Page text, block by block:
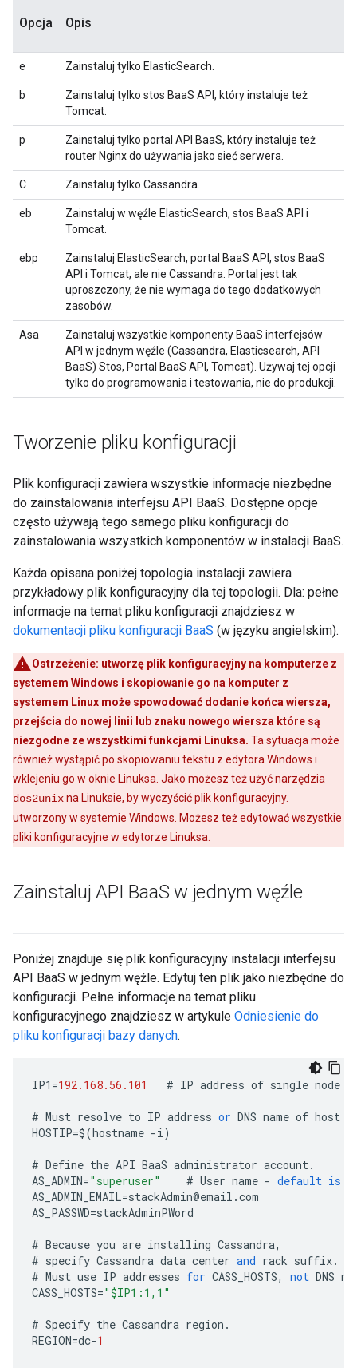
Opcja Opis
e Zainstaluj tylko ElasticSearch.
b
Zainstaluj tylko stos BaaS API, który instaluje też
Tomcat.
p
Zainstaluj tylko portal API BaaS, który instaluje też
router Nginx do używania jako sieć serwera.
C Zainstaluj tylko Cassandra.
eb
Zainstaluj w węźle ElasticSearch, stos BaaS API i
Tomcat.
ebp
Zainstaluj ElasticSearch, portal BaaS API, stos BaaS
API i Tomcat, ale nie Cassandra. Portal jest tak
uproszczony, że nie wymaga do tego dodatkowych
zasobów.
Asa
Zainstaluj wszystkie komponenty BaaS interfejsów
API w jednym węźle (Cassandra, Elasticsearch, API
BaaS) Stos, Portal BaaS API, Tomcat). Używaj tej opcji
tylko do programowania i testowania, nie do produkcji.
Tworzenie pliku konfiguracji
Plik konfiguracji zawiera wszystkie informacje niezbędne
do zainstalowania interfejsu API BaaS. Dostępne opcje
często używają tego samego pliku konfiguracji do
zainstalowania wszystkich komponentów w instalacji BaaS.
Każda opisana poniżej topologia instalacji zawiera
przykładowy plik konfiguracyjny dla tej topologii. Dla: pełne
informacje na temat pliku konfiguracji znajdziesz w
dokumentacji pliku konfiguracji BaaS (w języku angielskim).
Ostrzeżenie: utworzę plik konfiguracyjny na komputerze z
systemem Windows i skopiowanie go na komputer z
systemem Linux może spowodować dodanie końca wiersza,
przejścia do nowej linii lub znaku nowego wiersza które są
niezgodne ze wszystkimi funkcjami Linuksa. Ta sytuacja może
również wystąpić po skopiowaniu tekstu z edytora Windows i
wklejeniu go w oknie Linuksa. Jako możesz też użyć narzędzia
dos2unixna Linuksie, by wyczyścić plik konfiguracyjny.
utworzony w systemie Windows. Możesz też edytować wszystkie
pliki konfiguracyjne w edytorze Linuksa.
Zainstaluj API BaaS w jednym węźle
Poniżej znajduje się plik konfiguracyjny instalacji interfejsu
API BaaS w jednym węźle. Edytuj ten plik jako niezbędne do
konfiguracji. Pełne informacje na temat pliku
konfiguracyjnego znajdziesz w artykule Odniesienie do
pliku konfiguracji bazy danych.
IP1 =192.168.56.101 # IP address of single node
# Must resolve to IP address or DNS name of host
HOSTIP=$(hostname -i)
# Define the API BaaS administrator account.
AS_ADMIN="superuser" # User name - default is
AS_ADMIN_EMAIL=stackAdmin@email .com
AS_PASSWD=stackAdminPWord
# Because you are installing Cassandra,
# specify Cassandra data center and rack suffix.
# Must use IP addresses for CASS_HOSTS, not DNS
CASS_HOSTS="$IP1:1,1"
# Specify the Cassandra region .
REGION=dc-1